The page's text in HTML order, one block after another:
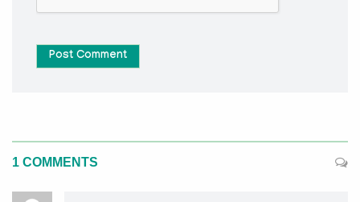
Post Comment
1 COMMENTS